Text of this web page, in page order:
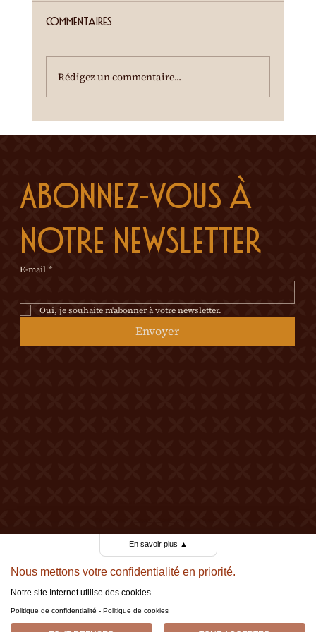
Abonnez-vous à
notre newsletter
E-mail *
Oui, je souhaite m'abonner à votre newsletter.
Envoyer
Entrée gratuite Restauration dès 19h00
Commentaires
Rédigez un commentaire...
En savoir plus ▲
Nous mettons votre confidentialité en priorité.
Notre site Internet utilise des cookies.
Politique de confidentialité - Politique de cookies